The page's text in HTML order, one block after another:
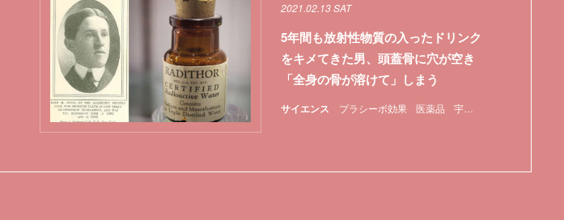
マスク ワクチン 中国 実験 新型コロナウイルス 日本 特集 糞 菌 遺伝子
サイエンス プラシーボ効果 医薬品 宇宙放射線
2021.02.13 SAT
5年間も放射性物質の入ったドリンク
をキメてきた男、頭蓋骨に穴が空き
「全身の骨が溶けて」しまう